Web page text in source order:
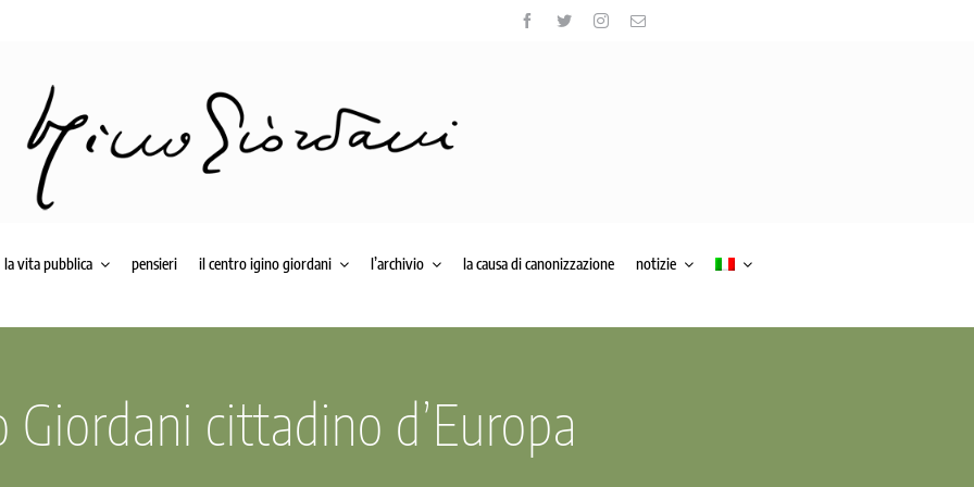
la vita pubblica pensieri il centro igino giordani l’archivio la causa di canonizzazione notizie
Giordani cittadino d’Europa